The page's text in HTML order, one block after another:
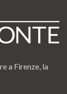
a Firenze, la